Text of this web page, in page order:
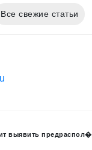
Все свежие статьи
выявить предраспол�